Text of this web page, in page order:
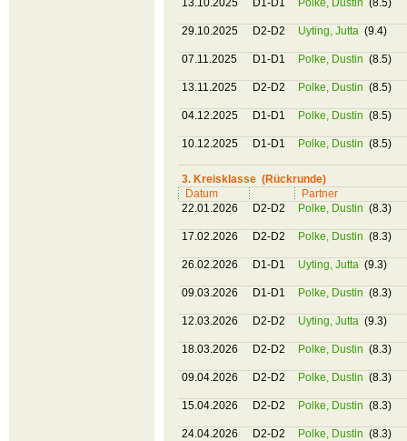
13.10.2025 D1-D1 Polke, Dustin (8.5)
29.10.2025 D2-D2 Uyting, Jutta (9.4)
07.11.2025 D1-D1 Polke, Dustin (8.5)
13.11.2025 D2-D2 Polke, Dustin (8.5)
04.12.2025 D1-D1 Polke, Dustin (8.5)
10.12.2025 D1-D1 Polke, Dustin (8.5)
3. Kreisklasse (Rückrunde)
Datum
Partner
22.01.2026
D2-D2 Polke, Dustin (8.3)
17.02.2026 D2-D2 Polke, Dustin (8.3)
26.02.2026 D1-D1 Uyting, Jutta (9.3)
09.03.2026 D1-D1 Polke, Dustin (8.3)
12.03.2026 D2-D2 Uyting, Jutta (9.3)
18.03.2026 D2-D2 Polke, Dustin (8.3)
09.04.2026 D2-D2 Polke, Dustin (8.3)
15.04.2026 D2-D2 Polke, Dustin (8.3)
24.04.2026 D2-D2 Polke, Dustin (8.3)